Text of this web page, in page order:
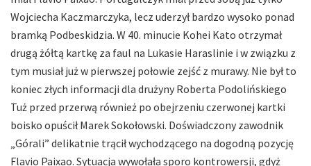
Wojciecha Kaczmarczyka, lecz uderzył bardzo wysoko ponad
bramką Podbeskidzia. W 40. minucie Kohei Kato otrzymał
drugą żółtą kartkę za faul na Lukasie Haraslinie i w związku z
tym musiał już w pierwszej połowie zejść z murawy. Nie był to
koniec złych informacji dla drużyny Roberta Podolińskiego
Tuż przed przerwą również po obejrzeniu czerwonej kartki
boisko opuścił Marek Sokołowski. Doświadczony zawodnik
„Górali” delikatnie trącił wychodzącego na dogodną pozycję
Flavio Paixao. Sytuacja wywołała sporo kontrowersji, gdyż